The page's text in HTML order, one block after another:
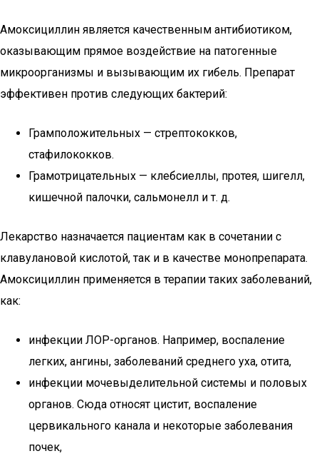
Амоксициллин является качественным антибиотиком,
оказывающим прямое воздействие на патогенные
микроорганизмы и вызывающим их гибель. Препарат
эффективен против следующих бактерий:
Грамположительных — стрептококков,
стафилококков.
Грамотрицательных — клебсиеллы, протея, шигелл,
кишечной палочки, сальмонелл и т. д.
Лекарство назначается пациентам как в сочетании с
клавулановой кислотой, так и в качестве монопрепарата.
Амоксициллин применяется в терапии таких заболеваний,
как:
инфекции ЛОР-органов. Например, воспаление
легких, ангины, заболеваний среднего уха, отита,
инфекции мочевыделительной системы и половых
органов. Сюда относят цистит, воспаление
цервикального канала и некоторые заболевания
почек,